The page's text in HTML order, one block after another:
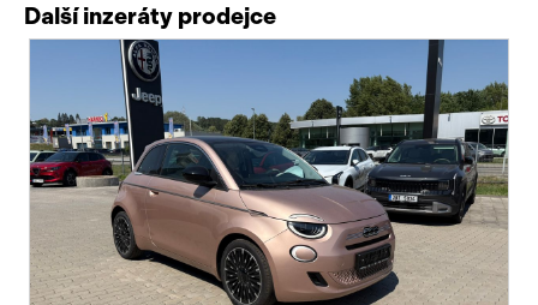
Další inzeráty prodejce